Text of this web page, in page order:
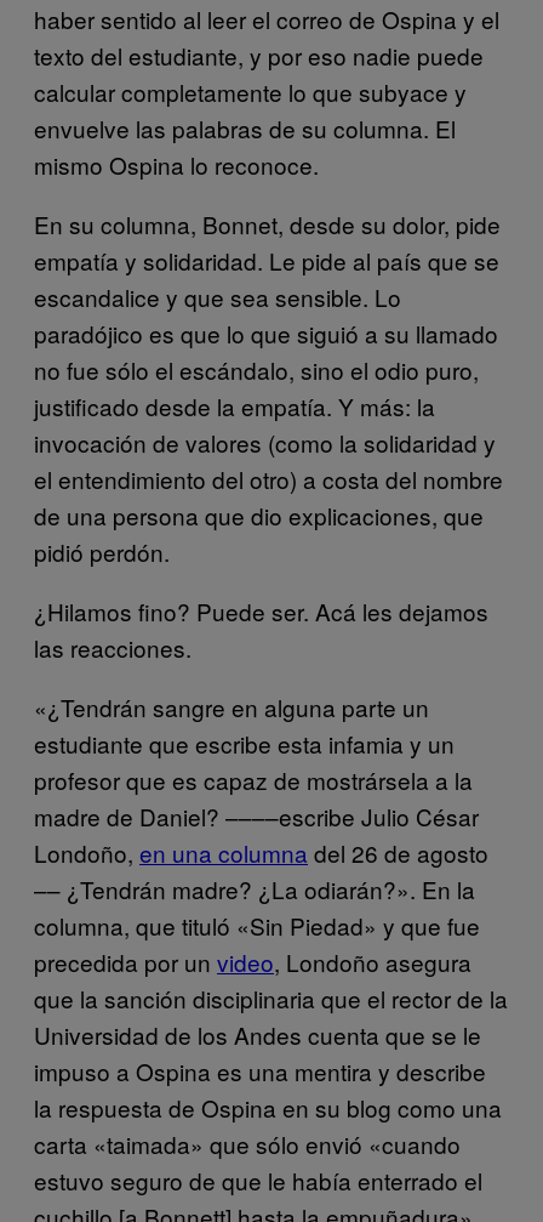
haber sentido al leer el correo de Ospina y el
texto del estudiante, y por eso nadie puede
calcular completamente lo que subyace y
envuelve las palabras de su columna. El
mismo Ospina lo reconoce.
En su columna, Bonnet, desde su dolor, pide
empatía y solidaridad. Le pide al país que se
escandalice y que sea sensible. Lo
paradójico es que lo que siguió a su llamado
no fue sólo el escándalo, sino el odio puro,
justificado desde la empatía. Y más: la
invocación de valores (como la solidaridad y
el entendimiento del otro) a costa del nombre
de una persona que dio explicaciones, que
pidió perdón.
¿Hilamos fino? Puede ser. Acá les dejamos
las reacciones.
«¿Tendrán sangre en alguna parte un
estudiante que escribe esta infamia y un
profesor que es capaz de mostrársela a la
madre de Daniel? ––––escribe Julio César
Londoño, en una columna del 26 de agosto
–– ¿Tendrán madre? ¿La odiarán?». En la
columna, que tituló «Sin Piedad» y que fue
precedida por un video, Londoño asegura
que la sanción disciplinaria que el rector de la
Universidad de los Andes cuenta que se le
impuso a Ospina es una mentira y describe
la respuesta de Ospina en su blog como una
carta «taimada» que sólo envió «cuando
estuvo seguro de que le había enterrado el